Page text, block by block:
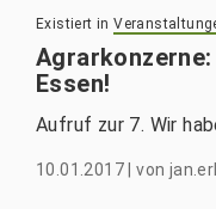
Existiert in
Essen!
Aufruf zur 7. Wir
10.01.2017 |von